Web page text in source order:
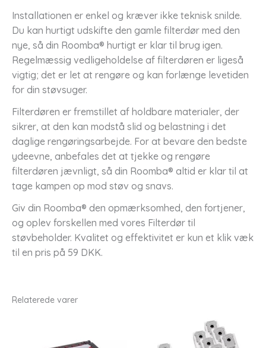
Installationen er enkel og kræver ikke teknisk snilde.
Du kan hurtigt udskifte den gamle filterdør med den
nye, så din Roomba® hurtigt er klar til brug igen.
Regelmæssig vedligeholdelse af filterdøren er ligeså
vigtig; det er let at rengøre og kan forlænge levetiden
for din støvsuger.
Filterdøren er fremstillet af holdbare materialer, der
sikrer, at den kan modstå slid og belastning i det
daglige rengøringsarbejde. For at bevare den bedste
ydeevne, anbefales det at tjekke og rengøre
filterdøren jævnligt, så din Roomba® altid er klar til at
tage kampen op mod støv og snavs.
Giv din Roomba® den opmærksomhed, den fortjener,
og oplev forskellen med vores Filterdør til
støvbeholder. Kvalitet og effektivitet er kun et klik væk
til en pris på 59 DKK.
Relaterede varer